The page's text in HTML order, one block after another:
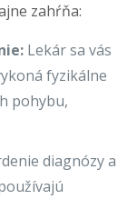
zahŕňa:
Lekár sa vás
fyzikálne
pohybu,
diagnózy a